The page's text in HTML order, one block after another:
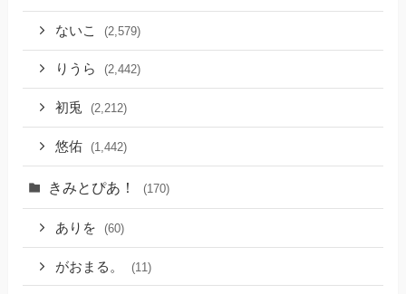
ないこ (2,579)
りうら (2,442)
初兎 (2,212)
悠佑 (1,442)
きみとぴあ！ (170)
ありを (60)
がおまる。 (11)